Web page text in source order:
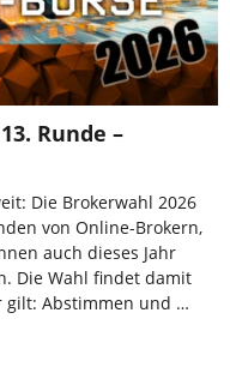
Runde –
Die Brokerwahl 2026
von Online-Brokern,
auch dieses Jahr
Die Wahl findet damit
gilt: Abstimmen und …